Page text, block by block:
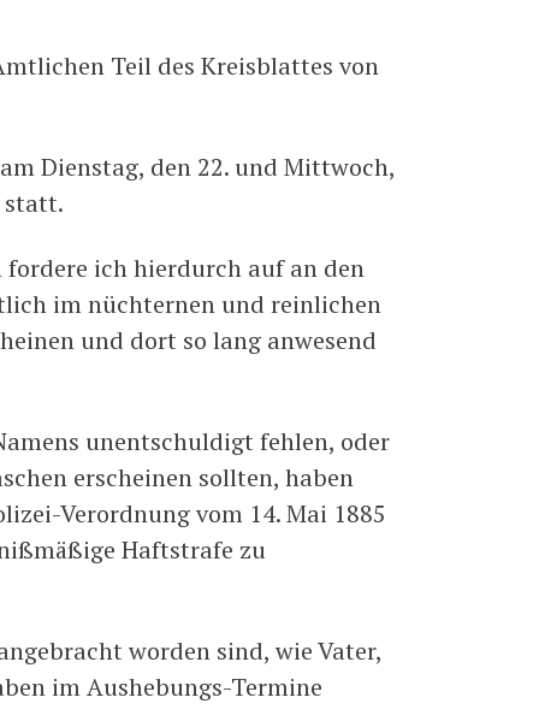
Teil des Kreisblattes von
Dienstag, den 22. und Mittwoch,
statt.
ich hierdurch auf an den
im nüchternen und reinlichen
und dort so lang anwesend
unentschuldigt fehlen, oder
erscheinen sollten, haben
Verordnung vom 14. Mai 1885
Haftstrafe zu
worden sind, wie Vater,
im Aushebungs-Termine